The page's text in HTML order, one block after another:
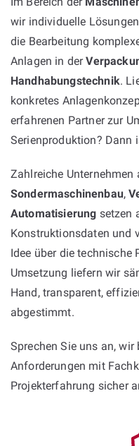
wir individuelle
die Bearbeitung
Anlagen in der
Handhabungstechnik.
konkretes
erfahrenen Partner zur
Serienproduktion? Dann
Zahlreiche Unternehmen
Sondermaschinenbau,
Automatisierung setzen
Konstruktionsdaten und
Idee über die
Umsetzung liefern wir
Hand, transparent,
abgestimmt.
Sprechen Sie uns an,
Anforderungen mit
Projekterfahrung sicher